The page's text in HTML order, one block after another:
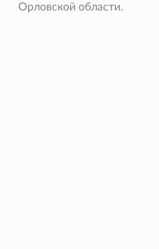
Орловской области.